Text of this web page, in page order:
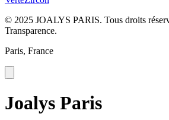
© 2025 JOALYS PARIS. Tous droits
Transparence.
Paris, France
Joalys Paris